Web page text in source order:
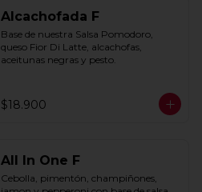
Alcachofada F
Base de nuestra Salsa Pomodoro,
queso Fior Di Latte, alcachofas,
aceitunas negras y pesto.
$18.900
All In One F
Cebolla, pimentón, champiñones,